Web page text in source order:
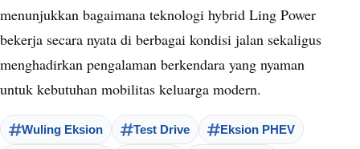
menunjukkan bagaimana teknologi hybrid Ling Power
bekerja secara nyata di berbagai kondisi jalan sekaligus
menghadirkan pengalaman berkendara yang nyaman
untuk kebutuhan mobilitas keluarga modern.
Wuling Eksion Test Drive Eksion PHEV